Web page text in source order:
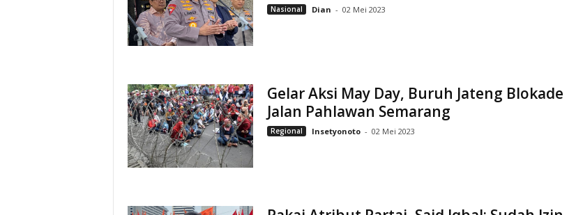
Nasional Dian - 02 Mei 2023
Gelar Aksi May Day, Buruh Jateng Blokade
Jalan Pahlawan Semarang
Regional Insetyonoto - 02 Mei 2023